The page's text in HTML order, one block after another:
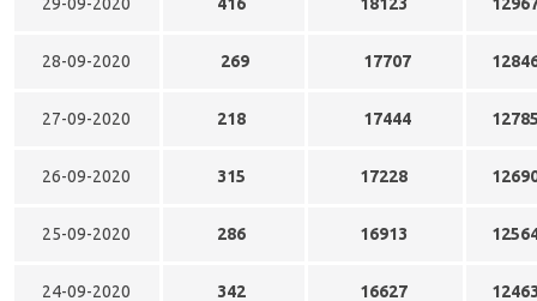
28-09-2020 269 17707
27-09-2020 218 17444
26-09-2020 315 17228
25-09-2020 286 16913
24-09-2020 342 16627